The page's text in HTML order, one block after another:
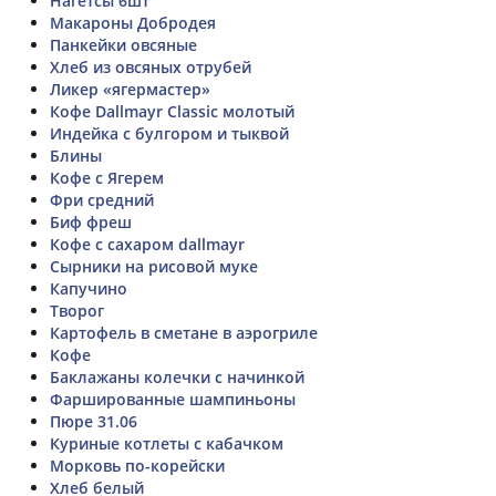
Макароны Добродея
Панкейки овсяные
Хлеб из овсяных отрубей
Ликер «ягермастер»
Кофе Dallmayr Classic молотый
Индейка с булгором и тыквой
Блины
Кофе с Ягерем
Фри средний
Биф фреш
Кофе с сахаром dallmayr
Сырники на рисовой муке
Капучино
Творог
Картофель в сметане в аэрогриле
Кофе
Баклажаны колечки с начинкой
Фаршированные шампиньоны
Пюре 31.06
Куриные котлеты с кабачком
Морковь по-корейски
Хлеб белый